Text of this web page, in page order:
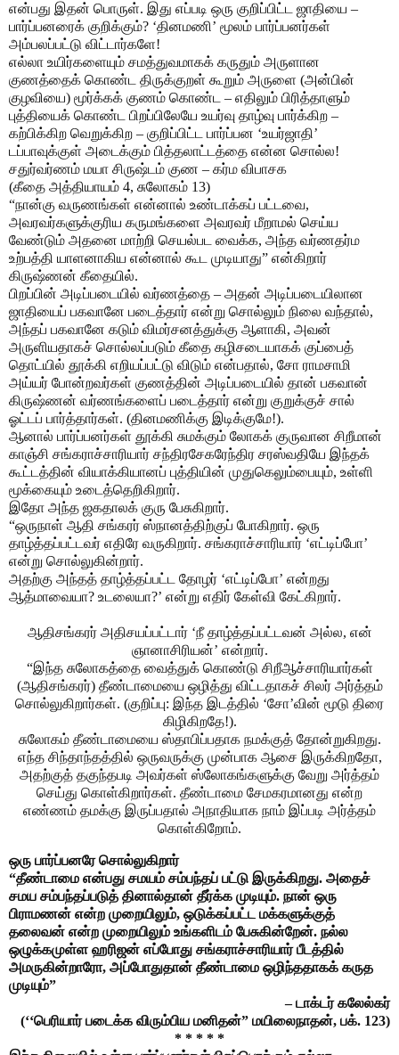
என்பது இதன் பொருள். இது எப்படி ஒரு குறிப்பிட்ட ஜாதியை –
பார்ப்பனரைக் குறிக்கும்? ‘தினமணி’ மூலம் பார்ப்பனர்கள்
அம்பலப்பட்டு விட்டார்களே!
எல்லா உயிர்களையும் சமத்துவமாகக் கருதும் அருளான
குணத்தைக் கொண்ட திருக்குறள் கூறும் அருளை (அன்பின்
குழவியை) மூர்க்கக் குணம் கொண்ட – எதிலும் பிரித்தாளும்
புத்தியைக் கொண்ட பிறப்பிலேயே உயர்வு தாழ்வு பார்க்கிற –
கற்பிக்கிற வெறுக்கிற – குறிப்பிட்ட பார்ப்பன ‘உயர்ஜாதி’
டப்பாவுக்குள் அடைக்கும் பித்தலாட்டத்தை என்ன சொல்ல!
சதுர்வர்ணம் மயா சிருஷ்டம் குண – கர்ம விபாசக
(கீதை அத்தியாயம் 4, சுலோகம் 13)
“நான்கு வருணங்கள் என்னால் உண்டாக்கப் பட்டவை,
அவரவர்களுக்குரிய கருமங்களை அவரவர் மீறாமல் செய்ய
வேண்டும் அதனை மாற்றி செயல்பட வைக்க, அந்த வர்ணதர்ம
உற்பத்தி யாளனாகிய என்னால் கூட முடியாது” என்கிறார்
கிருஷ்ணன் கீதையில்.
பிறப்பின் அடிப்படையில் வர்ணத்தை – அதன் அடிப்படையிலான
ஜாதியைப் பகவானே படைத்தார் என்று சொல்லும் நிலை வந்தால்,
அந்தப் பகவானே கடும் விமர்சனத்துக்கு ஆளாகி, அவன்
அருளியதாகச் சொல்லப்படும் கீதை கழிசடையாகக் குப்பைத்
தொட்யில் தூக்கி எறியப்பட்டு விடும் என்பதால், சோ ராமசாமி
அய்யர் போன்றவர்கள் குணத்தின் அடிப்படையில் தான் பகவான்
கிருஷ்ணன் வர்ணங்களைப் படைத்தார் என்று குறுக்குச் சால்
ஓட்டப் பார்த்தார்கள். (தினமணிக்கு இடிக்குமே!).
ஆனால் பார்ப்பனர்கள் தூக்கி சுமக்கும் லோகக் குருவான சிறீமான்
காஞ்சி சங்கராச்சாரியார் சந்திரசேகரேந்திர சரஸ்வதியே இந்தக்
கூட்டத்தின் வியாக்கியானப் புத்தியின் முதுகெலும்பையும், உள்ளி
மூக்கையும் உடைத்தெறிகிறார்.
இதோ அந்த ஜகதாலக் குரு பேசுகிறார்.
“ஒருநாள் ஆதி சங்கரர் ஸ்நானத்திற்குப் போகிறார். ஒரு
தாழ்த்தப்பட்டவர் எதிரே வருகிறார். சங்கராச்சாரியார் ‘எட்டிப்போ’
என்று சொல்லுகின்றார்.
அதற்கு அந்தத் தாழ்த்தப்பட்ட தோழர் ‘எட்டிப்போ’ என்றது
ஆத்மாவையா? உடலையா?’ என்று எதிர் கேள்வி கேட்கிறார்.
ஆதிசங்கரர் அதிசயப்பட்டார் ‘நீ தாழ்த்தப்பட்டவன் அல்ல, என்
ஞானாசிரியன்’ என்றார்.
“இந்த சுலோகத்தை வைத்துக் கொண்டு சிறீஆச்சாரியார்கள்
(ஆதிசங்கரர்) தீண்டாமையை ஒழித்து விட்டதாகச் சிலர் அர்த்தம்
சொல்லுகிறார்கள். (குறிப்பு: இந்த இடத்தில் ‘சோ’வின் மூடு திரை
கிழிகிறதே!).
சுலோகம் தீண்டாமையை ஸ்தாபிப்பதாக நமக்குத் தோன்றுகிறது.
எந்த சிந்தாந்தத்தில் ஒருவருக்கு முன்பாக ஆசை இருக்கிறதோ,
அதற்குத் தகுந்தபடி அவர்கள் ஸ்லோகங்களுக்கு வேறு அர்த்தம்
செய்து கொள்கிறார்கள். தீண்டாமை சேமகரமானது என்ற
எண்ணம் தமக்கு இருப்பதால் அநாதியாக நாம் இப்படி அர்த்தம்
கொள்கிறோம்.
ஒரு பார்ப்பனரே சொல்லுகிறார்
“தீண்டாமை என்பது சமயம் சம்பந்தப் பட்டு இருக்கிறது. அதைச்
சமய சம்பந்தப்படுத் தினால்தான் தீர்க்க முடியும். நான் ஒரு
பிராமணன் என்ற முறையிலும், ஒடுக்கப்பட்ட மக்களுக்குத்
தலைவன் என்ற முறையிலும் உங்களிடம் பேசுகின்றேன். நல்ல
ஒழுக்கமுள்ள ஹரிஜன் எப்போது சங்கராச்சாரியார் பீடத்தில்
அமருகின்றாரோ, அப்போதுதான் தீண்டாமை ஒழிந்ததாகக் கருத
முடியும்”
– டாக்டர் கலேல்கர்
(‘‘பெரியார் படைக்க விரும்பிய மனிதன்” மயிலைநாதன், பக். 123)
* * * * *